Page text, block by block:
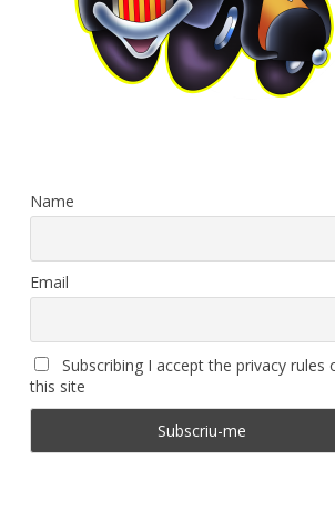
Name
Email
Subscribing I accept the privacy rules
this site